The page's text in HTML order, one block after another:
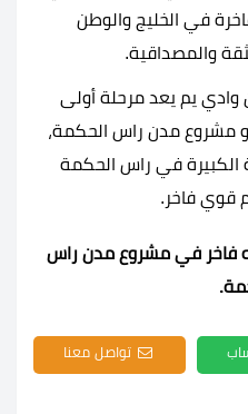
في الخليج والوطن
والمصداقية.
وادي يم يعد مرحلة أولى
مشروع مدن راس الحكمة،
الكبيرة في راس الحكمة
قوي فاخر.
فاخر في مشروع مدن راس
تواصل معنا